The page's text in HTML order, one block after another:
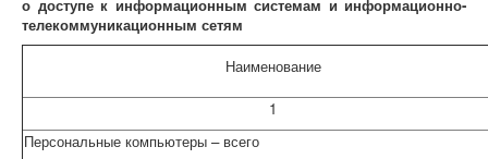
о доступе к информационным системам и информационно-
телекоммуникационным сетям
Наименование
1
Персональные компьютеры – всего